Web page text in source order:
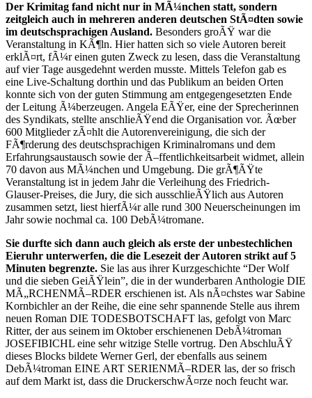
Der Krimitag fand nicht nur in MÃ¼nchen statt, sondern
zeitgleich auch in mehreren anderen deutschen StÃ¤dten sowie
im deutschsprachigen Ausland. Besonders groÃŸ war die
Veranstaltung in KÃ¶ln. Hier hatten sich so viele Autoren bereit
erklÃ¤rt, fÃ¼r einen guten Zweck zu lesen, dass die Veranstaltung
auf vier Tage ausgedehnt werden musste. Mittels Telefon gab es
eine Live-Schaltung dorthin und das Publikum an beiden Orten
konnte sich von der guten Stimmung am entgegengesetzten Ende
der Leitung Ã¼berzeugen. Angela EÃŸer, eine der Sprecherinnen
des Syndikats, stellte anschlieÃŸend die Organisation vor. Ãœber
600 Mitglieder zÃ¤hlt die Autorenvereinigung, die sich der
FÃ¶rderung des deutschsprachigen Kriminalromans und dem
Erfahrungsaustausch sowie der Ã–ffentlichkeitsarbeit widmet, allein
70 davon aus MÃ¼nchen und Umgebung. Die grÃ¶ÃŸte
Veranstaltung ist in jedem Jahr die Verleihung des Friedrich-
Glauser-Preises, die Jury, die sich ausschlieÃŸlich aus Autoren
zusammen setzt, liest hierfÃ¼r alle rund 300 Neuerscheinungen im
Jahr sowie nochmal ca. 100 DebÃ¼tromane.
Sie durfte sich dann auch gleich als erste der unbestechlichen
Eieruhr unterwerfen, die die Lesezeit der Autoren strikt auf 5
Minuten begrenzte. Sie las aus ihrer Kurzgeschichte “Der Wolf
und die sieben GeiÃŸlein”, die in der wunderbaren Anthologie DIE
MÃ„RCHENMÃ–RDER erschienen ist. Als nÃ¤chstes war Sabine
Kornbichler an der Reihe, die eine sehr spannende Stelle aus ihrem
neuen Roman DIE TODESBOTSCHAFT las, gefolgt von Marc
Ritter, der aus seinem im Oktober erschienenen DebÃ¼troman
JOSEFIBICHL eine sehr witzige Stelle vortrug. Den AbschluÃŸ
dieses Blocks bildete Werner Gerl, der ebenfalls aus seinem
DebÃ¼troman EINE ART SERIENMÃ–RDER las, der so frisch
auf dem Markt ist, dass die DruckerschwÃ¤rze noch feucht war.